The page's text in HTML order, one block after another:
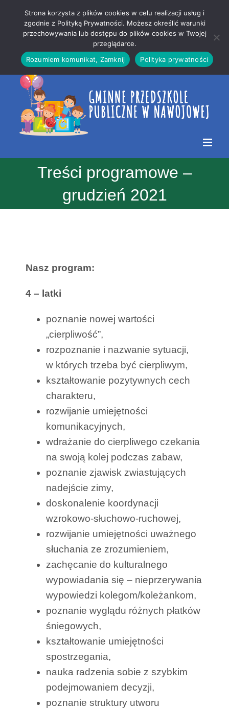
treści
strony
Treści programowe –
grudzień 2021
Nasz program:
4 – latki
poznanie nowej wartości
„cierpliwość”,
rozpoznanie i nazwanie sytuacji,
w których trzeba być cierpliwym,
kształtowanie pozytywnych cech
charakteru,
rozwijanie umiejętności
komunikacyjnych,
wdrażanie do cierpliwego czekania
na swoją kolej podczas zabaw,
poznanie zjawisk zwiastujących
nadejście zimy,
doskonalenie koordynacji
wzrokowo-słuchowo-ruchowej,
rozwijanie umiejętności uważnego
słuchania ze zrozumieniem,
zachęcanie do kulturalnego
wypowiadania się – nieprzerywania
wypowiedzi kolegom/koleżankom,
poznanie wyglądu różnych płatków
śniegowych,
kształtowanie umiejętności
spostrzegania,
nauka radzenia sobie z szybkim
podejmowaniem decyzji,
poznanie struktury utworu
Strona korzysta z plików cookies w celu realizacji usług i
zgodnie z Polityką Prywatności. Możesz określić warunki
przechowywania lub dostępu do plików cookies w Twojej
przeglądarce.
Rozumiem komunikat, Zamknij
Polityka prywatności